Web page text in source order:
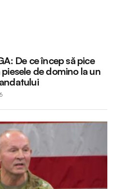
De ce încep să pice
de domino la un